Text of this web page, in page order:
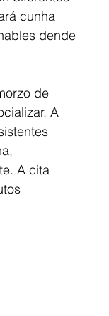
cunha
dende
de
A
A cita